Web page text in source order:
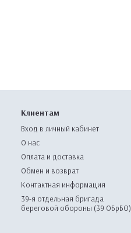
Клиентам
Вход в личный кабинет
О нас
Оплата и доставка
Обмен и возврат
Контактная информация
39-я отдельная бригада
береговой обороны (39 ОБрБО)